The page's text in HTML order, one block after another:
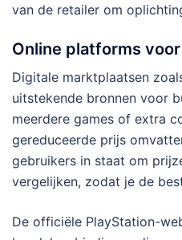
van de retailer om
Online platforms
Digitale marktplaatsen
uitstekende bronnen voor
meerdere games of extra
gereduceerde prijs
gebruikers in staat om
vergelijken, zodat je de
De officiële PlayStation-